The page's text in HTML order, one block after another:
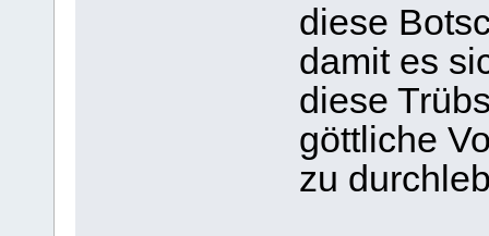
diese
damit es
diese
göttliche
zu